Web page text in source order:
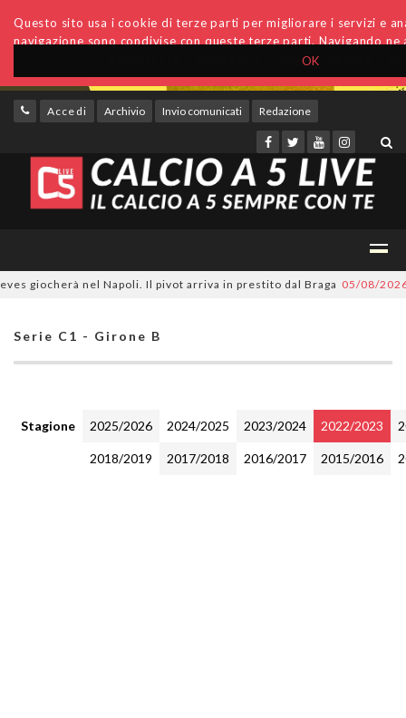
OK
Questo sito usa i cookie di terze parti per migliorare i servizi e
navigazione sono condivise con queste terze parti. Navigando
Accedi Archivio Invio comunicati Redazione
nel Napoli. Il pivot arriva in prestito dal Braga 05/08/2026
Serie C1 - Girone B
Stagione 2025/2026 2024/2025 2023/2024 2022/2023
2018/2019 2017/2018 2016/2017 2015/2016